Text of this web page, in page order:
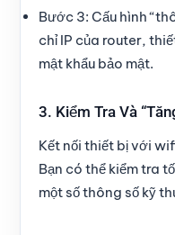
Bước 3: Cấu hình
chỉ IP của router,
mật khẩu bảo mật.
3. Kiểm Tra Và
Kết nối thiết bị với
Bạn có thể kiểm tra
một số thông số kỹ